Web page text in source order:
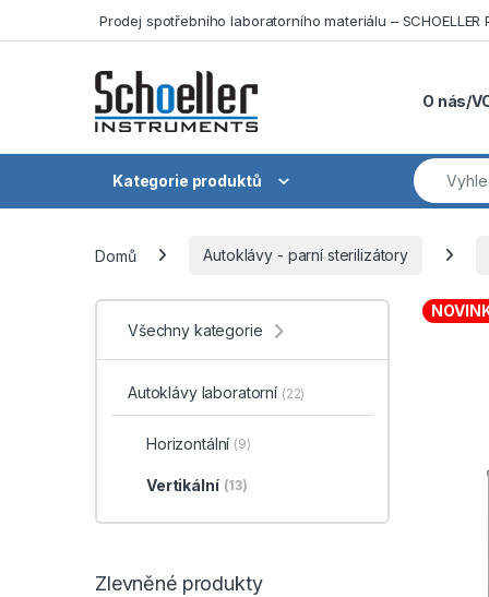
Prodej spotřebního laboratorního materiálu – SCHOELLER
O nás/
Kategorie produktů
Hledat:
Domů Autoklávy - parní sterilizátory
Všechny kategorie
Autoklávy laboratorní (22)
Horizontální (9)
Vertikální (13)
Zlevněné produkty